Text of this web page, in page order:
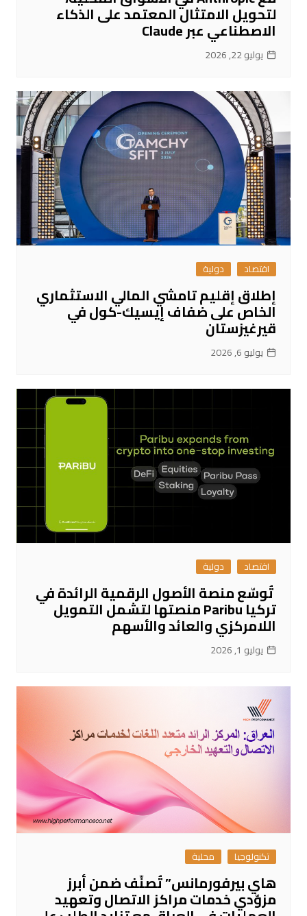
لتحويل الامتثال المعتمد على الذكاء
الاصطناعي عبر Claude
يوليو 22, 2026
اقتصاد دولية
إطلاق إقليم تامشي المالي الاستثماري
الخاص على ضفاف إيسيك-كول في
قيرغيزستان
يوليو 6, 2026
اقتصاد دولية
تُوسّع منصة الأصول الرقمية الرائدة في
تركيا Paribu منصتها لتشمل التمويل
اللامركزي والعائد والأسهم
يوليو 1, 2026
تكنولوجيا محلية
هاي بيرفورمانس” تُصنّف ضمن أبرز
مزوّدي خدمات مراكز الاتصال وتعهيد